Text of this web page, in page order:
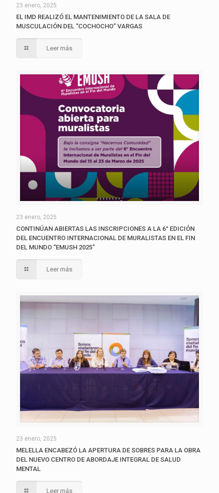
23 enero, 2025
EL IMD REALIZÓ EL MANTENIMIENTO DE LA SALA DE
MUSCULACIÓN DEL “COCHOCHO” VARGAS
Leer más
23 enero, 2025
CONTINÚAN ABIERTAS LAS INSCRIPCIONES A LA 6° EDICIÓN
DEL ENCUENTRO INTERNACIONAL DE MURALISTAS EN EL FIN
DEL MUNDO “EMUSH 2025”
Leer más
23 enero, 2025
MELELLA ENCABEZÓ LA APERTURA DE SOBRES PARA LA OBRA
DEL NUEVO CENTRO DE ABORDAJE INTEGRAL DE SALUD
MENTAL
Leer más